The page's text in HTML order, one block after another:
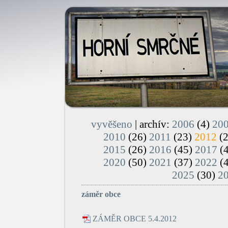
vyvěšeno | archív: 2006 (4)
2010 (26) 2011 (23) 2012
2015 (26) 2016 (45) 2017
2020 (50) 2021 (37) 2022
2025 (30)
záměr obce
ZÁMĚR OBCE 5.4.2012